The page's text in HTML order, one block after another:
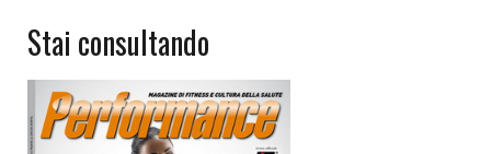
Stai consultando